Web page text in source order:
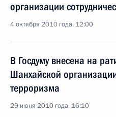
организации
4 октября 2010 года, 12:00
В Госдуму внесена на
Шанхайской
терроризма
29 июня 2010 года, 16:10